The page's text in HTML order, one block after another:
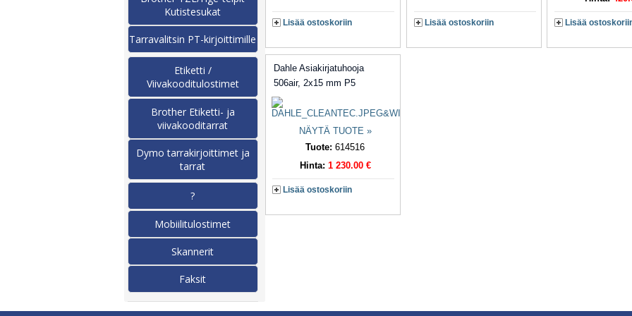
Lisää ostoskoriin Lisää ostoskoriin Lisää
Dahle Asiakirjatuhooja
506air, 2x15 mm P5
NÄYTÄ TUOTE »
Tuote:614516
Hinta: 1 230.00 €
Lisää ostoskoriin
Kutistesukat
Tarravalitsin PT-kirjoittimille
Etiketti /
Viivakooditulostimet
Brother Etiketti- ja
viivakooditarrat
Dymo tarrakirjoittimet ja
tarrat
?
Mobiilitulostimet
Skannerit
Faksit